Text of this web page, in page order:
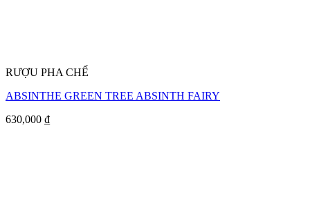
RƯỢU PHA CHẾ
ABSINTHE GREEN TREE ABSINTH FAIRY
630,000 ₫